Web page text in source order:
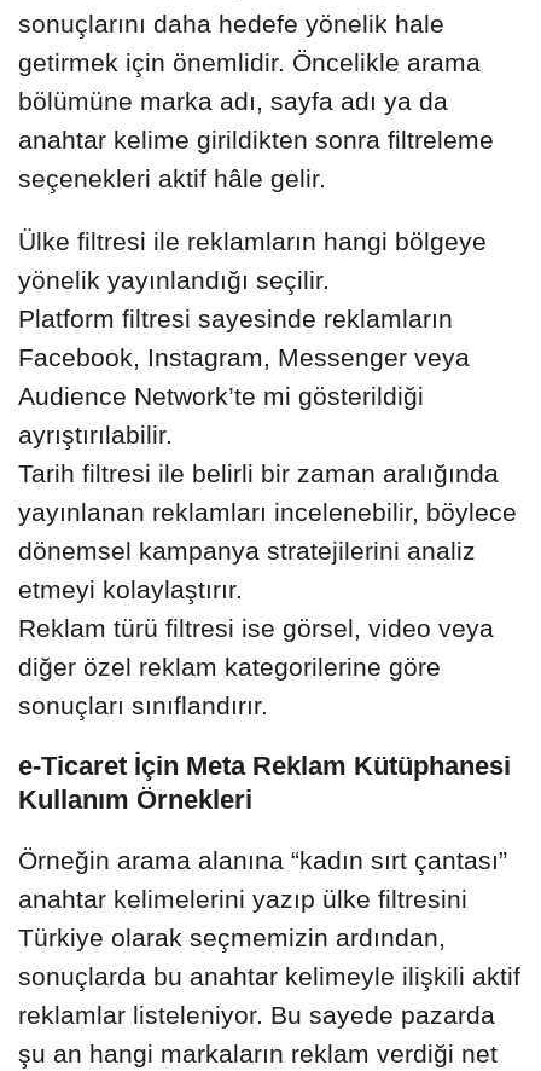
sonuçlarını daha hedefe yönelik hale
getirmek için önemlidir. Öncelikle arama
bölümüne marka adı, sayfa adı ya da
anahtar kelime girildikten sonra filtreleme
seçenekleri aktif hâle gelir.
Ülke filtresi ile reklamların hangi bölgeye
yönelik yayınlandığı seçilir.
Platform filtresi sayesinde reklamların
Facebook, Instagram, Messenger veya
Audience Network’te mi gösterildiği
ayrıştırılabilir.
Tarih filtresi ile belirli bir zaman aralığında
yayınlanan reklamları incelenebilir, böylece
dönemsel kampanya stratejilerini analiz
etmeyi kolaylaştırır.
Reklam türü filtresi ise görsel, video veya
diğer özel reklam kategorilerine göre
sonuçları sınıflandırır.
e-Ticaret İçin Meta Reklam Kütüphanesi
Kullanım Örnekleri
Örneğin arama alanına “kadın sırt çantası”
anahtar kelimelerini yazıp ülke filtresini
Türkiye olarak seçmemizin ardından,
sonuçlarda bu anahtar kelimeyle ilişkili aktif
reklamlar listeleniyor. Bu sayede pazarda
şu an hangi markaların reklam verdiği net